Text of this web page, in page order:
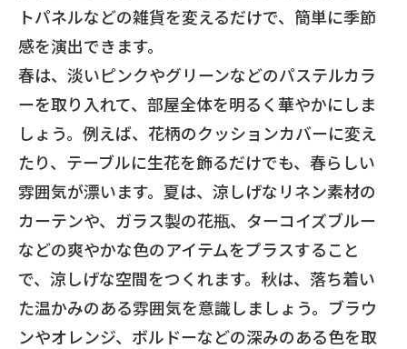
トパネルなどの雑貨を変えるだけで、簡単に季節
感を演出できます。
春は、淡いピンクやグリーンなどのパステルカラ
ーを取り入れて、部屋全体を明るく華やかにしま
しょう。例えば、花柄のクッションカバーに変え
たり、テーブルに生花を飾るだけでも、春らしい
雰囲気が漂います。夏は、涼しげなリネン素材の
カーテンや、ガラス製の花瓶、ターコイズブルー
などの爽やかな色のアイテムをプラスすること
で、涼しげな空間をつくれます。秋は、落ち着い
た温かみのある雰囲気を意識しましょう。ブラウ
ンやオレンジ、ボルドーなどの深みのある色を取